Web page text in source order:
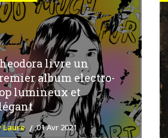
livre un
album electro-
lumineux et
Laure 01 Avr 2021